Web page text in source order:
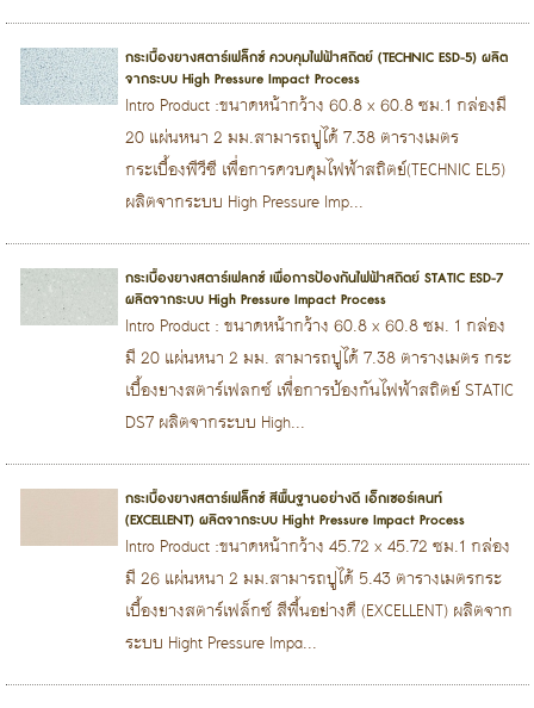
กระเบื้องยางสตาร์เฟล็กซ์ ควบคุมไฟฟ้าสถิตย์ (TECHNIC ESD-5) ผลิต
จากระบบ High Pressure Impact Process
Intro Product :ขนาดหน้ากว้าง 60.8 x 60.8 ซม.1 กล่องมี
20 แผ่นหนา 2 มม.สามารถปูได้ 7.38 ตารางเมตร
กระเบื้องพีวีซี เพื่อการควบคุมไฟฟ้าสถิตย์(TECHNIC EL5)
ผลิตจากระบบ High Pressure Imp...
กระเบื้องยางสตาร์เฟลกซ์ เพื่อการป้องกันไฟฟ้าสถิตย์ STATIC ESD-7
ผลิตจากระบบ High Pressure Impact Process
Intro Product : ขนาดหน้ากว้าง 60.8 x 60.8 ซม. 1 กล่อง
มี 20 แผ่นหนา 2 มม. สามารถปูได้ 7.38 ตารางเมตร กระ
เบื้องยางสตาร์เฟลกซ์ เพื่อการป้องกันไฟฟ้าสถิตย์ STATIC
DS7 ผลิตจากระบบ High...
กระเบื้องยางสตาร์เฟล็กซ์ สีพื้นฐานอย่างดี เอ็กเซอร์เลนท์
(EXCELLENT) ผลิตจากระบบ Hight Pressure Impact Process
Intro Product :ขนาดหน้ากว้าง 45.72 x 45.72 ซม.1 กล่อง
มี 26 แผ่นหนา 2 มม.สามารถปูได้ 5.43 ตารางเมตรกระ
เบื้องยางสตาร์เฟล็กซ์ สีพื้นอย่างดี (EXCELLENT) ผลิตจาก
ระบบ Hight Pressure Impa...